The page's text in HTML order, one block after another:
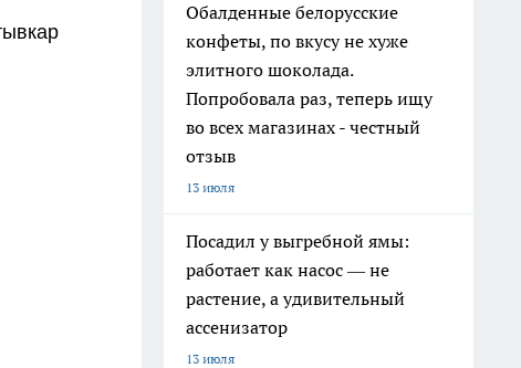
Обалденные белорусские
конфеты, по вкусу не хуже
элитного шоколада.
Попробовала раз, теперь ищу
во всех магазинах - честный
отзыв
13 июля
Посадил у выгребной ямы:
работает как насос — не
растение, а удивительный
ассенизатор
13 июля